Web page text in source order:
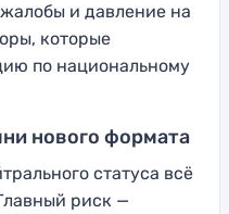
и давление на
которые
по национальному
нового формата
статуса всё
риск —